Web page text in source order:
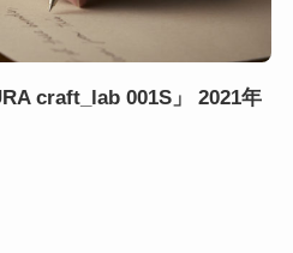
craft_lab 001S」 2021年